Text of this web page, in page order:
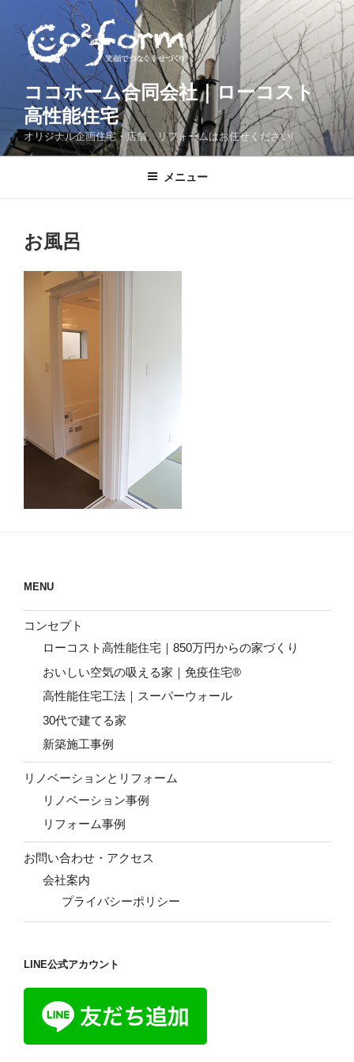
キ
ッ
ココホーム合同会社｜ローコスト
高性能住宅
オリジナル企画住宅・店舗、リフォームはお任せください!
メニュー
お風呂
MENU
コンセプト
ローコスト高性能住宅｜850万円からの家づくり
おいしい空気の吸える家｜免疫住宅®
高性能住宅工法｜スーパーウォール
30代で建てる家
新築施工事例
リノベーションとリフォーム
リノベーション事例
リフォーム事例
お問い合わせ・アクセス
会社案内
プライバシーポリシー
LINE公式アカウント